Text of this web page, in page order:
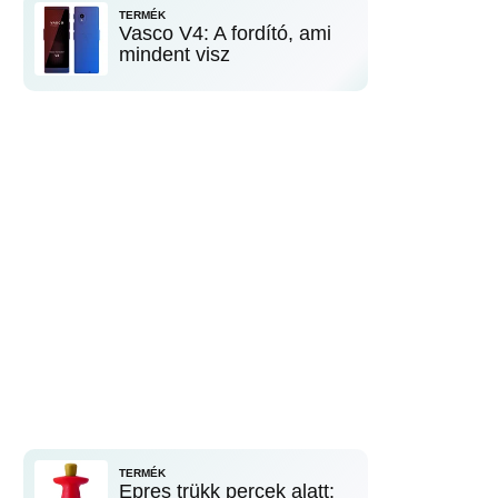
TERMÉK
Vasco V4: A fordító, ami
mindent visz
TERMÉK
Epres trükk percek alatt: